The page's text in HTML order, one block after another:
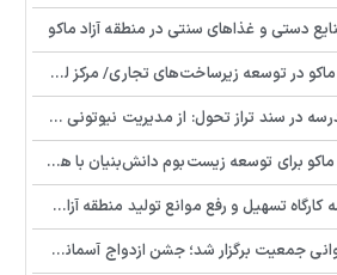
دستی و غذاهای سنتی در منطقه آزاد ماکو
زیرساخت‌های تجاری/ مرکز لجستیک مرزی بازرگان تصویب شد
از مدیریت نیوتونی به رهبری کوانتومی» با مشارکت سازمان منطقه آزاد ماکو
زیست‌بوم دانش‌بنیان با همکاری مرکز نوآوری و شتابدهنده‌های استارتاپ
تسهیل و رفع موانع تولید منطقه آزاد ماکو
شد؛ جشن ازدواج آسمانی و ازدواج آسان در شهرستان پلدشت